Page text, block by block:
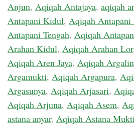
Anjun, Aqiqah Antajaya, aqiqah
Antapani Kidul, Aqiqah
Antapani Tengah, Aqiqah
Arahan Kidul, Aqiqah Arahan Lor
Aqiqah Aren Jaya, Aqiqah
Argamukti, Aqiqah Argapura,
Argasunya, Aqiqah Arjasari,
Aqiqah Arjuna, Aqiqah Asem,
astana anyar, Aqiqah Astana